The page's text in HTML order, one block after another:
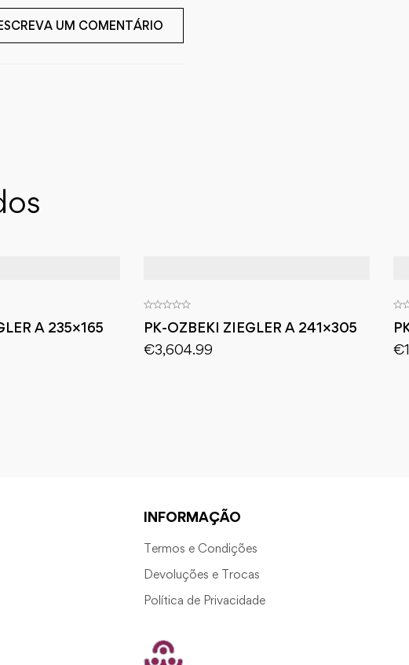
UM COMENTÁRIO
A 235×165
PK-OZBEKI ZIEGLER A 241×305
€3,604.99
€
INFORMAÇÃO
Termos e Condições
Devoluções e Trocas
Política de Privacidade